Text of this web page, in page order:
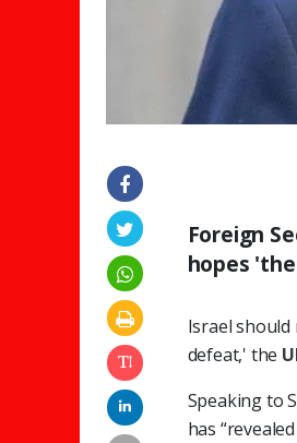
Foreign
hopes
Israel should
defeat,' the
Speaking to
has